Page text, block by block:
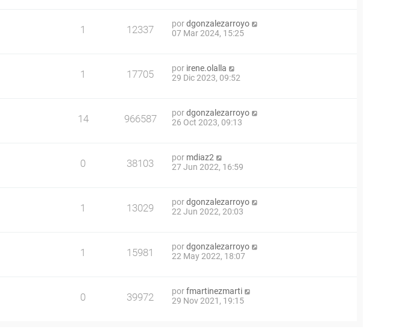
1 12337 pordgonzalezarroyo
07 Mar 2024, 15:25
1 17705 por irene.olalla
29 Dic 2023, 09:52
14 966587 pordgonzalezarroyo
26 Oct 2023, 09:13
0 38103 por mdiaz2
27 Jun 2022, 16:59
1 13029 pordgonzalezarroyo
22 Jun 2022, 20:03
1 15981 pordgonzalezarroyo
22 May 2022, 18:07
0 39972 porfmartinezmarti
29 Nov 2021, 19:15